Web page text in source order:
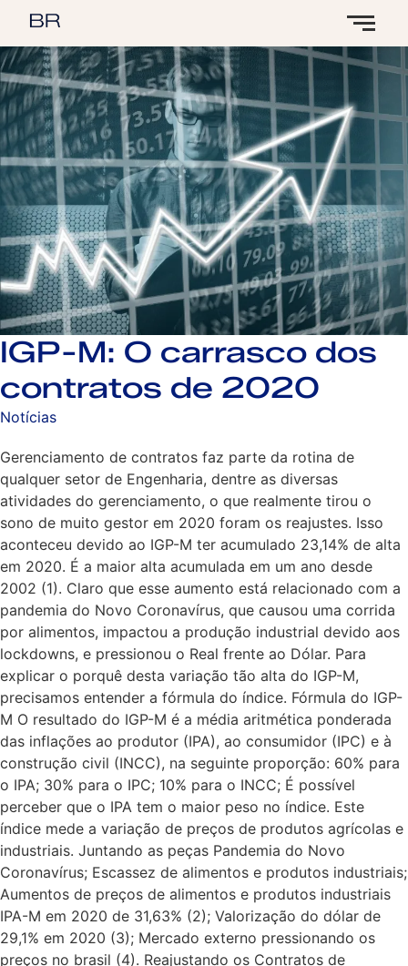
IGP-M: O carrasco dos
contratos de 2020
Notícias
Gerenciamento de contratos faz parte da rotina de
qualquer setor de Engenharia, dentre as diversas
atividades do gerenciamento, o que realmente tirou o
sono de muito gestor em 2020 foram os reajustes. Isso
aconteceu devido ao IGP-M ter acumulado 23,14% de alta
em 2020. É a maior alta acumulada em um ano desde
2002 (1). Claro que esse aumento está relacionado com a
pandemia do Novo Coronavírus, que causou uma corrida
por alimentos, impactou a produção industrial devido aos
lockdowns, e pressionou o Real frente ao Dólar. Para
explicar o porquê desta variação tão alta do IGP-M,
precisamos entender a fórmula do índice. Fórmula do IGP-
M O resultado do IGP-M é a média aritmética ponderada
das inflações ao produtor (IPA), ao consumidor (IPC) e à
construção civil (INCC), na seguinte proporção: 60% para
o IPA; 30% para o IPC; 10% para o INCC; É possível
perceber que o IPA tem o maior peso no índice. Este
índice mede a variação de preços de produtos agrícolas e
industriais. Juntando as peças Pandemia do Novo
Coronavírus; Escassez de alimentos e produtos industriais;
Aumentos de preços de alimentos e produtos industriais
IPA-M em 2020 de 31,63% (2); Valorização do dólar de
29,1% em 2020 (3); Mercado externo pressionando os
preços no brasil (4). Reajustando os Contratos de